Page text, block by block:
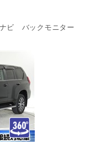
ビ バックモニター